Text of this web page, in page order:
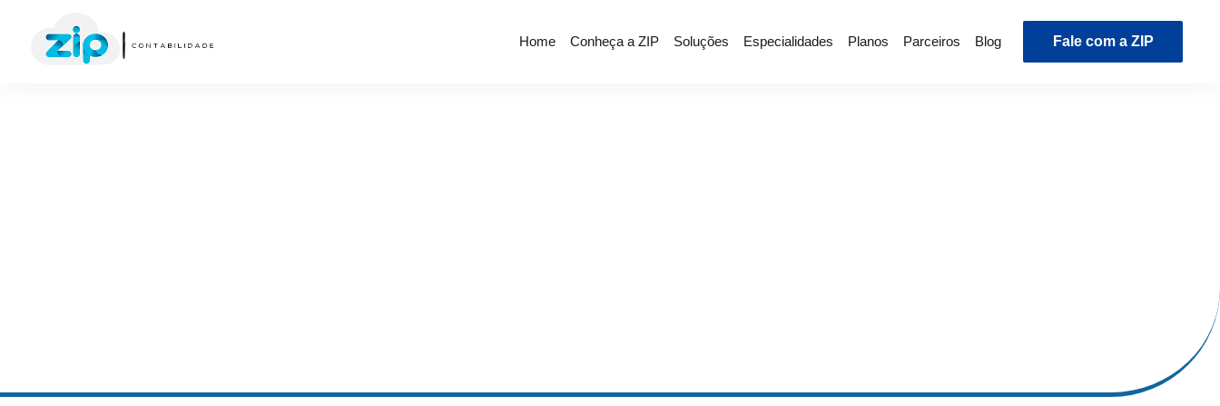
Home Conheça a ZIP Soluções Especialidades Planos Parceiros Blog Fale com a ZIP